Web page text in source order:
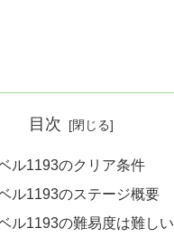
目次
ル1193のクリア条件
ル1193のステージ概要
ル1193の難易度は難しい